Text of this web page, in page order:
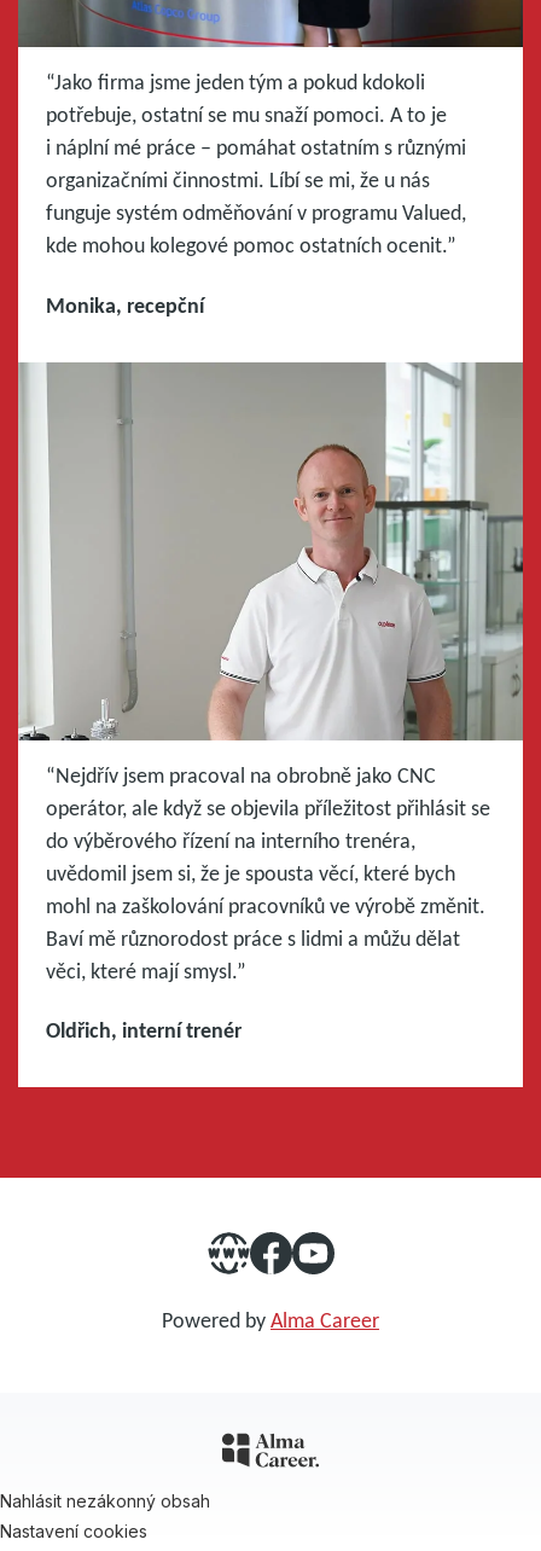
“Jako firma jsme jeden tým a pokud kdokoli
potřebuje, ostatní se mu snaží pomoci. A to je
i náplní mé práce – pomáhat ostatním s různými
organizačními činnostmi. Líbí se mi, že u nás
funguje systém odměňování v programu Valued,
kde mohou kolegové pomoc ostatních ocenit.”
Monika, recepční
“Nejdřív jsem pracoval na obrobně jako CNC
operátor, ale když se objevila příležitost přihlásit se
do výběrového řízení na interního trenéra,
uvědomil jsem si, že je spousta věcí, které bych
mohl na zaškolování pracovníků ve výrobě změnit.
Baví mě různorodost práce s lidmi a můžu dělat
věci, které mají smysl.”
Oldřich, interní trenér
Powered by Alma Career
Nahlásit nezákonný obsah
Nastavení cookies